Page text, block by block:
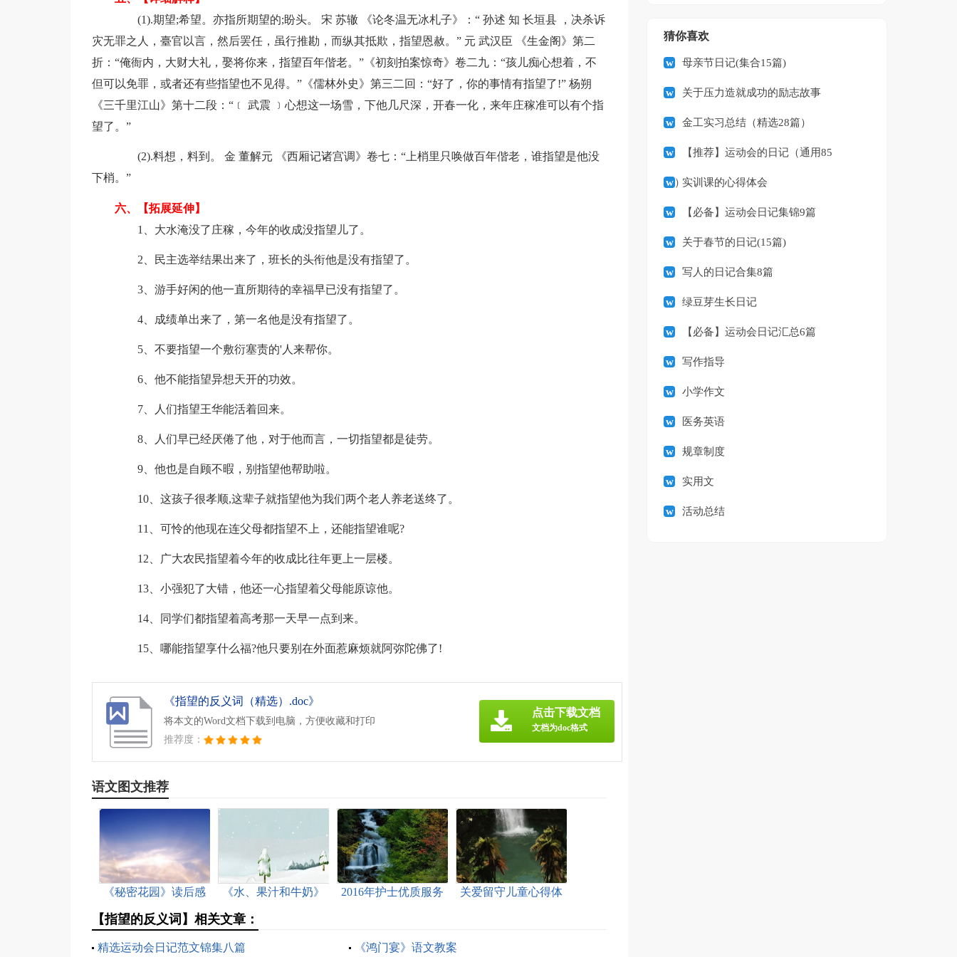
(1).期望;希望。亦指所期望的;盼头。 宋 苏辙 《论冬温无冰札子》：“ 孙述 知 长垣县 ，决杀诉
灾无罪之人，臺官以言，然后罢任，虽行推勘，而纵其抵欺，指望恩赦。” 元 武汉臣 《生金阁》第二
折：“俺衙内，大财大礼，娶将你来，指望百年偕老。”《初刻拍案惊奇》卷二九：“孩儿痴心想着，不
但可以免罪，或者还有些指望也不见得。”《儒林外史》第三二回：“好了，你的事情有指望了!” 杨朔
《三千里江山》第十二段：“﹝ 武震 ﹞心想这一场雪，下他几尺深，开春一化，来年庄稼准可以有个指
望了。”
(2).料想，料到。 金 董解元 《西厢记诸宫调》卷七：“上梢里只唤做百年偕老，谁指望是他没
下梢。”
六、【拓展延伸】
1、大水淹没了庄稼，今年的收成没指望儿了。
2、民主选举结果出来了，班长的头衔他是没有指望了。
3、游手好闲的他一直所期待的幸福早已没有指望了。
4、成绩单出来了，第一名他是没有指望了。
5、不要指望一个敷衍塞责的'人来帮你。
6、他不能指望异想天开的功效。
7、人们指望王华能活着回来。
8、人们早已经厌倦了他，对于他而言，一切指望都是徒劳。
9、他也是自顾不暇，别指望他帮助啦。
10、这孩子很孝顺,这辈子就指望他为我们两个老人养老送终了。
11、可怜的他现在连父母都指望不上，还能指望谁呢?
12、广大农民指望着今年的收成比往年更上一层楼。
13、小强犯了大错，他还一心指望着父母能原谅他。
14、同学们都指望着高考那一天早一点到来。
15、哪能指望享什么福?他只要别在外面惹麻烦就阿弥陀佛了!
《指望的反义词（精选）.doc》
将本文的Word文档下载到电脑，方便收藏和打印
推荐度：
点击下载文档
文档为doc格式
语文图文推荐
《秘密花园》读后感
《水、果汁和牛奶》
2016年护士优质服务
关爱留守儿童心得体
【指望的反义词】相关文章：
精选运动会日记范文锦集八篇 《鸿门宴》语文教案
猜你喜欢
母亲节日记(集合15篇)
关于压力造就成功的励志故事
金工实习总结（精选28篇）
【推荐】运动会的日记（通用85
篇）实训课的心得体会
【必备】运动会日记集锦9篇
关于春节的日记(15篇)
写人的日记合集8篇
绿豆芽生长日记
【必备】运动会日记汇总6篇
写作指导
小学作文
医务英语
规章制度
实用文
活动总结